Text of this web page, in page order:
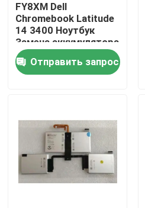
Видео
Замена экрана Lenovo LCD
Замена экрана HP LCD
Замена экрана LCD Acer
FY8XM Dell
Chromebook Latitude
14 3400 Ноутбук
Замена аккумулятора
3-клетка 11.4V 42Wh
Отправить запрос